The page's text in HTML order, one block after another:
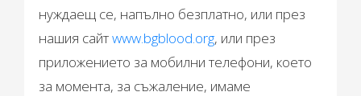
нуждаещ се, напълно безплатно, или през
нашия сайтwww.bgblood.org, или през
приложението за мобилни телефони, което
за момента, за съжаление, имаме